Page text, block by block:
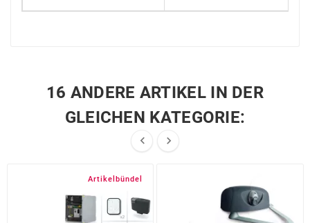
16 ANDERE ARTIKEL IN DER
GLEICHEN KATEGORIE:
 
Artikelbündel